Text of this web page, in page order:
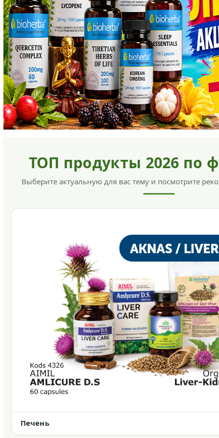
ТОП продукты 2026 по
Выберите актуальную для вас тему и посмотрите
Печень